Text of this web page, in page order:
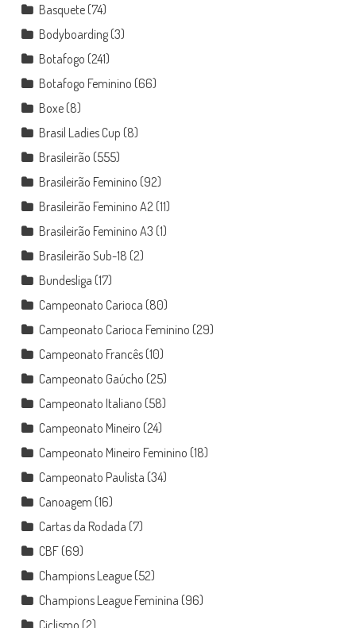
Basquete(74)
Bodyboarding(3)
Botafogo (241)
Botafogo Feminino (66)
Boxe(8)
Brasil Ladies Cup (8)
Brasileirão (555)
Brasileirão Feminino (92)
Brasileirão Feminino A2 (11)
Brasileirão Feminino A3 (1)
Brasileirão Sub-18 (2)
Bundesliga (17)
Campeonato Carioca (80)
Campeonato Carioca Feminino (29)
Campeonato Francês(10)
Campeonato Gaúcho (25)
Campeonato Italiano (58)
Campeonato Mineiro (24)
Campeonato Mineiro Feminino (18)
Campeonato Paulista (34)
Canoagem (16)
Cartas da Rodada (7)
CBF(69)
Champions League(52)
Champions League Feminina (96)
Ciclismo (2)